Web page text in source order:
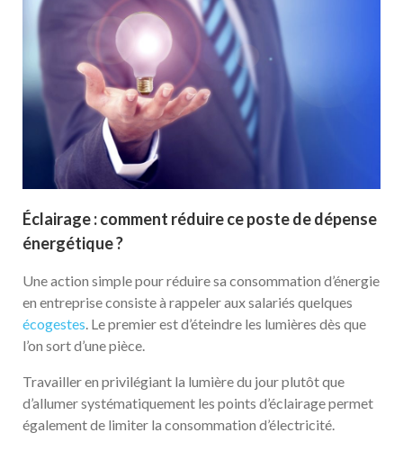
Éclairage : comment réduire ce poste de dépense
énergétique ?
Une action simple pour réduire sa consommation d’énergie
en entreprise consiste à rappeler aux salariés quelques
écogestes. Le premier est d’éteindre les lumières dès que
l’on sort d’une pièce.
Travailler en privilégiant la lumière du jour plutôt que
d’allumer systématiquement les points d’éclairage permet
également de limiter la consommation d’électricité.